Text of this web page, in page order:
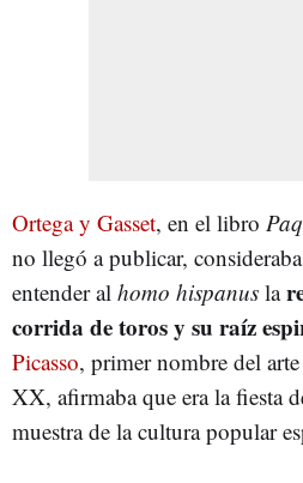
Ortega y Gasset, en el libro
no llegó a publicar,
entender al homo hispanus la
corrida de toros y su raíz
Picasso, primer nombre del
XX, afirmaba que era la fiesta
muestra de la cultura popular